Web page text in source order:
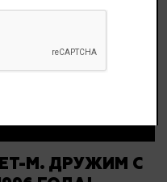
М. ДРУЖИМ С